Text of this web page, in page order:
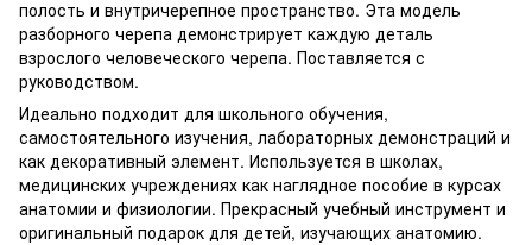
полость и внутричерепное пространство. Эта модель
разборного черепа демонстрирует каждую деталь
взрослого человеческого черепа. Поставляется с
руководством.
Идеально подходит для школьного обучения,
самостоятельного изучения, лабораторных демонстраций и
как декоративный элемент. Используется в школах,
медицинских учреждениях как наглядное пособие в курсах
анатомии и физиологии. Прекрасный учебный инструмент и
оригинальный подарок для детей, изучающих анатомию.